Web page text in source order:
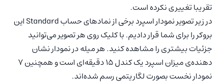
تقریبا تغییری نکرده است.
در زیر تصویر نمودار اسپرد برخی از نمادهای حساب Standard این
بروکر را برای شما قرار دادیم. با کلیک روی هر تصویر می‌توانید
جزئیات بیشتری را مشاهده کنید. هر میله در نمودار نشان
دهنده‌ی میزان اسپرد یک کندل ۱۵ دقیقه‌ای است و همچنین ۷
نمودار نخست بصورت لگاریتمی رسم شده‌اند.